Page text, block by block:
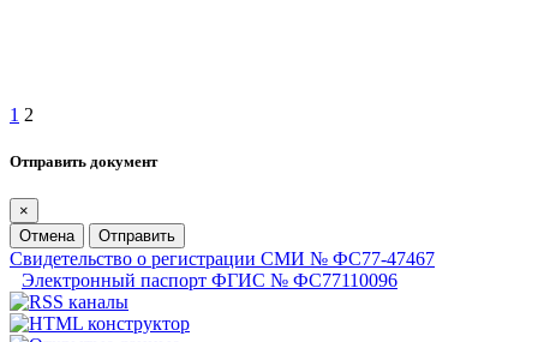
1 2
Отправить документ
×
Отмена
Отправить
Свидетельство о регистрации СМИ № ФС77-47467
Электронный паспорт ФГИС № ФС77110096